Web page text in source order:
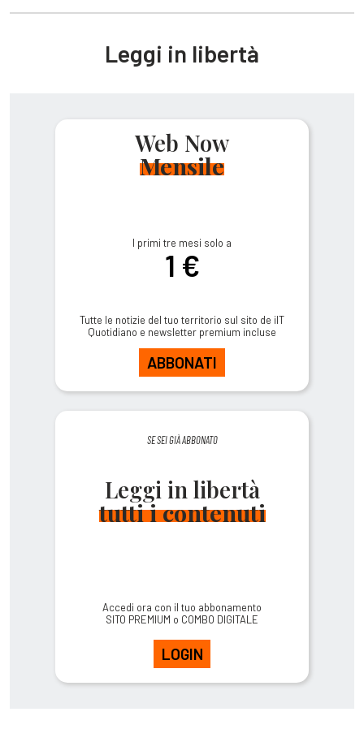
Leggi in libertà
Web Now
Mensile
I primi tre mesi solo a
1 €
Tutte le notizie del tuo territorio sul sito de ilT
Quotidiano e newsletter premium incluse
ABBONATI
SE SEI GIÀ ABBONATO
Leggi in libertà
tutti i contenuti
Accedi ora con il tuo abbonamento
SITO PREMIUM o COMBO DIGITALE
LOGIN